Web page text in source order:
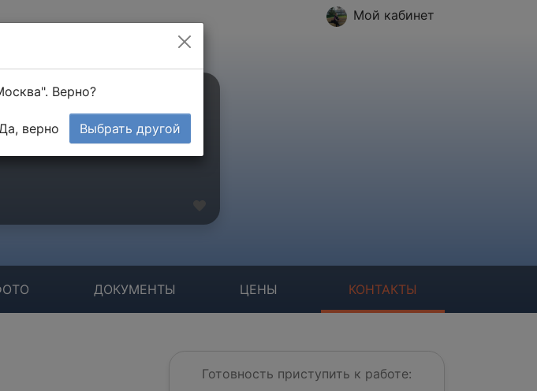
Мой кабинет
ДОКУМЕНТЫ ЦЕНЫ КОНТАКТЫ
Готовность приступить к работе:
Верно?
верно Выбрать другой